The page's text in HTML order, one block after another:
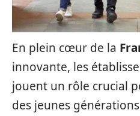
En plein cœur de la
innovante, les
jouent un rôle crucial
des jeunes